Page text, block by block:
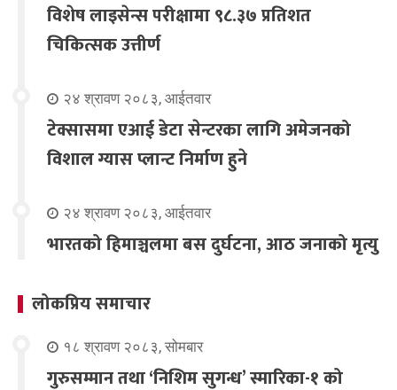
विशेष लाइसेन्स परीक्षामा ९८.३७ प्रतिशत
चिकित्सक उत्तीर्ण
२४ श्रावण २०८३, आईतवार
टेक्सासमा एआई डेटा सेन्टरका लागि अमेजनको
विशाल ग्यास प्लान्ट निर्माण हुने
२४ श्रावण २०८३, आईतवार
भारतको हिमाञ्चलमा बस दुर्घटना, आठ जनाको मृत्यु
लोकप्रिय समाचार
१८ श्रावण २०८३, सोमबार
गुरुसम्मान तथा ‘निशिम सुगन्ध’ स्मारिका-१ को